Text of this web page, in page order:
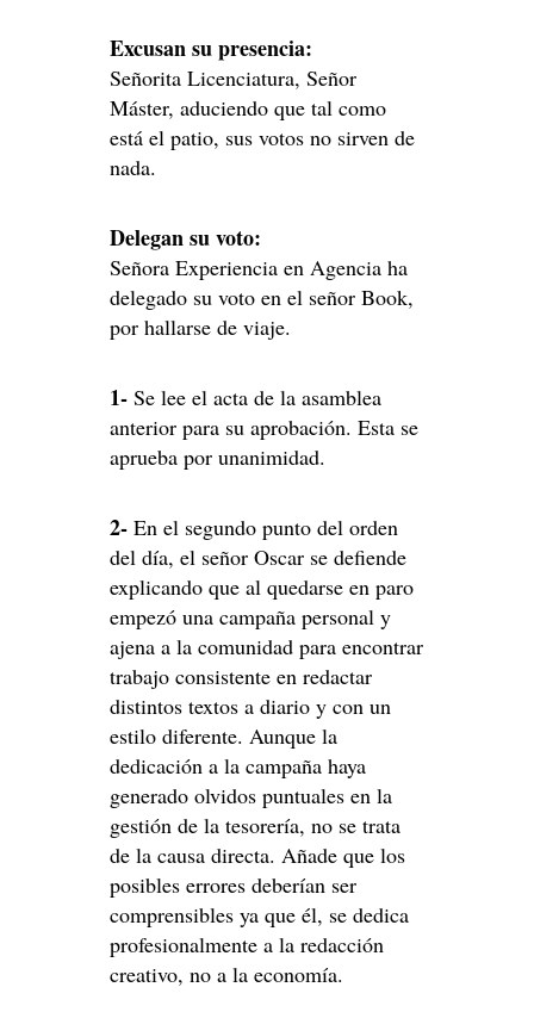
Excusan su presencia:
Señorita Licenciatura, Señor
Máster, aduciendo que tal como
está el patio, sus votos no sirven de
nada.
Delegan su voto:
Señora Experiencia en Agencia ha
delegado su voto en el señor Book,
por hallarse de viaje.
1- Se lee el acta de la asamblea
anterior para su aprobación. Esta se
aprueba por unanimidad.
2- En el segundo punto del orden
del día, el señor Oscar se defiende
explicando que al quedarse en paro
empezó una campaña personal y
ajena a la comunidad para encontrar
trabajo consistente en redactar
distintos textos a diario y con un
estilo diferente. Aunque la
dedicación a la campaña haya
generado olvidos puntuales en la
gestión de la tesorería, no se trata
de la causa directa. Añade que los
posibles errores deberían ser
comprensibles ya que él, se dedica
profesionalmente a la redacción
creativo, no a la economía.